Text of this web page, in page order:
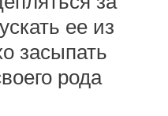
ее из
засыпать
рода